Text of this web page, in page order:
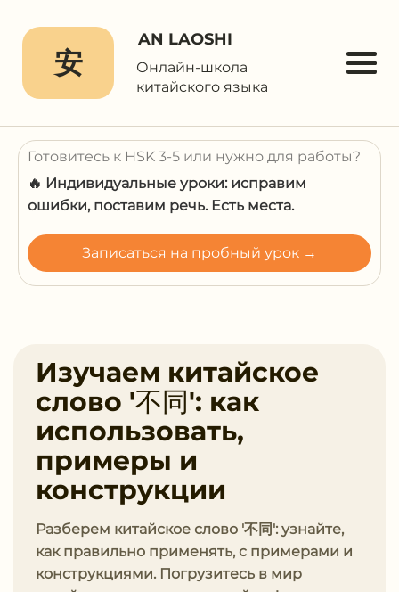
安
AN LAOSHI
Онлайн-школа
китайского языка
Готовитесь к HSK 3-5 или нужно для работы?
🔥 Индивидуальные уроки: исправим
ошибки, поставим речь. Есть места.
Записаться на пробный урок →
Изучаем китайское
слово '不同': как
использовать,
примеры и
конструкции
Разберем китайское слово '不同': узнайте,
как правильно применять, с примерами и
конструкциями. Погрузитесь в мир